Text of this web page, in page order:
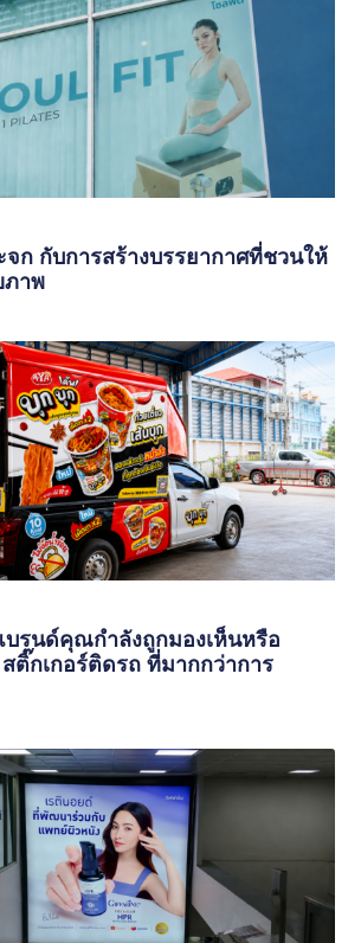
จก กับการสร้างบรรยากาศที่ชวนให้
ภาพ
รนด์คุณกำลังถูกมองเห็นหรือ
ติ๊กเกอร์ติดรถ ที่มากกว่าการ